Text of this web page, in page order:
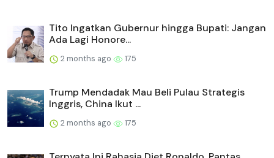
Tito Ingatkan Gubernur hingga Bupati: Jangan
Ada Lagi Honore...
2 months ago 175
Trump Mendadak Mau Beli Pulau Strategis
Inggris, China Ikut ...
2 months ago 175